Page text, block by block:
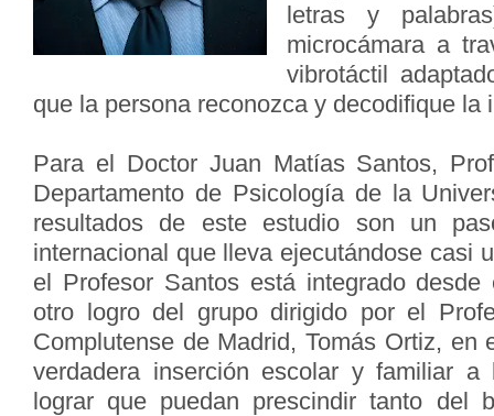
letras y
microcámara a
vibrotáctil
que la persona reconozca y decodifique la
Para el Doctor Juan Matías Santos,
Departamento de Psicología de la
resultados de este estudio son un
internacional que lleva ejecutándose casi
el Profesor Santos está integrado
otro logro del grupo dirigido por el
Complutense de Madrid, Tomás Ortiz, en
verdadera inserción escolar y familiar
lograr que puedan prescindir tanto del